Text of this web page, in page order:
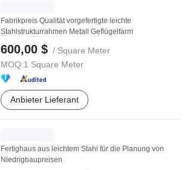
Fabrikpreis Qualität vorgefertigte leichte
Stahlstrukturrahmen Metall Geflügelfarm
600,00 $ / Square Meter
MOQ:1 Square Meter
Anbieter Lieferant
Fertighaus aus leichtem Stahl für die Planung von
Niedrigbaupreisen